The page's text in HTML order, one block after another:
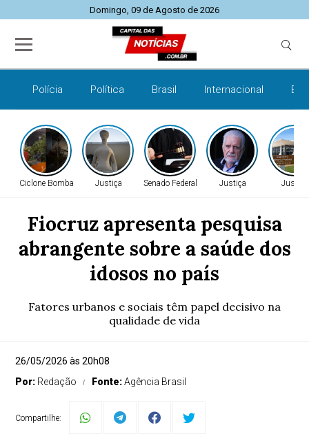
Domingo, 09 de Agosto de 2026
Polícia Política Brasil Internacional
Ciclone Bomba Justiça Senado Federal Justiça Justiça
Fiocruz apresenta pesquisa
abrangente sobre a saúde dos
idosos no país
Fatores urbanos e sociais têm papel decisivo na
qualidade de vida
26/05/2026 às 20h08
Por: Redação Fonte:Agência Brasil
Compartilhe: